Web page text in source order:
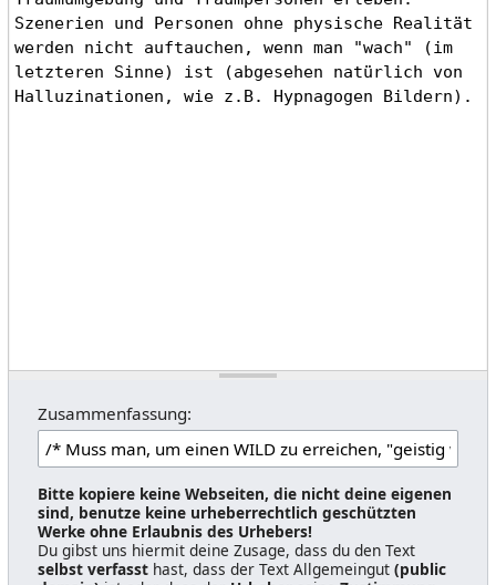
Zusammenfassung:
Bitte kopiere keine Webseiten, die nicht deine eigenen
sind, benutze keine urheberrechtlich geschützten
Werke ohne Erlaubnis des Urhebers!
Du gibst uns hiermit deine Zusage, dass du den Text
selbst verfasst hast, dass der Text Allgemeingut(public